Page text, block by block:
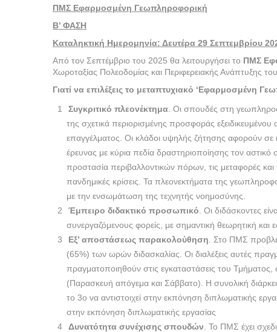
ΠΜΣ Εφαρμοσμένη Γεωπληροφορική
Β’ ΦΑΣΗ
Καταληκτική Ημερομηνία: Δευτέρα 29 Σεπτεμβρίου
Από τον Σεπτέμβριο του 2025 θα λειτουργήσει το ΠΜΣ
Χωροταξίας Πολεοδομίας και Περιφερειακής Ανάπτυξης
Γιατί να επιλέξεις το μεταπτυχιακό ‘Εφαρμοσμένη
Συγκριτικό πλεονέκτημα . Οι σπουδές στη
της σχετικά περιορισμένης προσφοράς
επαγγέλματος. Οι κλάδοι υψηλής ζήτησης αφορούν σε
έρευνας με κύρια πεδία δραστηριοποίησης τον αστικό
προστασία περιβαλλοντικών πόρων, τις μεταφορές
πανδημικές κρίσεις. Τα πλεονεκτήματα της
με την ενσωμάτωση της τεχνητής νοημοσύνης.
Έμπειρο διδακτικό προσωπικό . Οι διδάσκοντες
συνεργαζόμενους φορείς, με σημαντική θεωρητική και
Εξ’ αποστάσεως παρακολούθηση . Στο ΠΜΣ
(65%) των ωρών διδασκαλίας. Οι διαλέξεις αυτές
πραγματοποιηθούν στις εγκαταστάσεις του
(Παρασκευή απόγεμα και Σάββατο). Η συνολική
το 3ο να αντιστοιχεί στην εκπόνηση διπλωματικής
στην εκπόνηση διπλωματικής εργασίας
Δυνατότητα συνέχισης σπουδών . Το ΠΜΣ έχει